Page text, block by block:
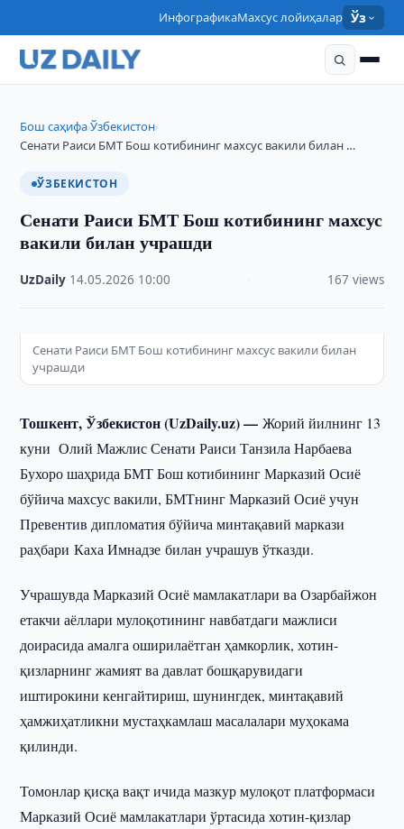
ИнфографикаМахсус лойиҳалар Ўз
Бош саҳифа›Ўзбекистон›
Сенати Раиси БМТ Бош котибининг махсус вакили билан …
ЎЗБЕКИСТОН
Сенати Раиси БМТ Бош котибининг махсус
вакили билан учрашди
UzDaily 14.05.2026 10:00 167 views
Сенати Раиси БМТ Бош котибининг махсус вакили билан
учрашди
Тошкент, Ўзбекистон (UzDaily.uz) —Жорий йилнинг 13
куни Олий Мажлис Сенати Раиси Танзила Нарбаева
Бухоро шаҳрида БМТ Бош котибининг Марказий Осиё
бўйича махсус вакили, БМТнинг Марказий Осиё учун
Превентив дипломатия бўйича минтақавий маркази
раҳбари Каха Имнадзе билан учрашув ўтказди.
Учрашувда Марказий Осиё мамлакатлари ва Озарбайжон
етакчи аёллари мулоқотининг навбатдаги мажлиси
доирасида амалга оширилаётган ҳамкорлик, хотин-
қизларнинг жамият ва давлат бошқарувидаги
иштирокини кенгайтириш, шунингдек, минтақавий
ҳамжиҳатликни мустаҳкамлаш масалалари муҳокама
қилинди.
Томонлар қисқа вақт ичида мазкур мулоқот платформаси
Марказий Осиё мамлакатлари ўртасида хотин-қизлар